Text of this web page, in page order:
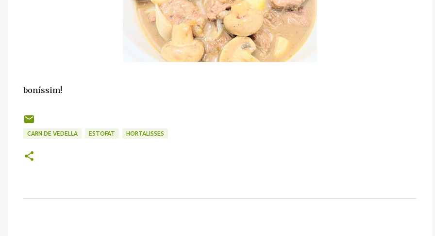
boníssim!
CARN DE VEDELLA ESTOFAT HORTALISSES